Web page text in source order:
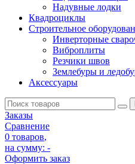
Надувные лодки
Квадроциклы
Строительное
Инверторные
Виброплиты
Резчики швов
Землебуры и
Аксессуары
Заказы
Сравнение
0 товаров,
на сумму: -
Оформить заказ